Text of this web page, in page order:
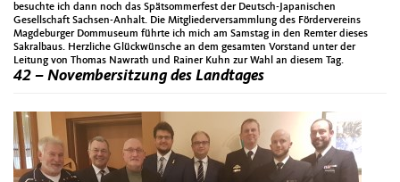
besuchte ich dann noch das Spätsommerfest der Deutsch-Japanischen
Gesellschaft Sachsen-Anhalt. Die Mitgliederversammlung des Fördervereins
Magdeburger Dommuseum führte ich mich am Samstag in den Remter dieses
Sakralbaus. Herzliche Glückwünsche an dem gesamten Vorstand unter der
Leitung von Thomas Nawrath und Rainer Kuhn zur Wahl an diesem Tag.
42 – Novembersitzung des Landtages